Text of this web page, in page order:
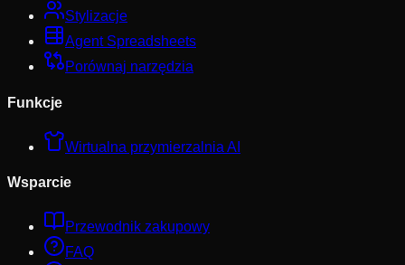
Stylizacje
Agent Spreadsheets
Porównaj narzędzia
Funkcje
Wirtualna przymierzalnia AI
Wsparcie
Przewodnik zakupowy
FAQ